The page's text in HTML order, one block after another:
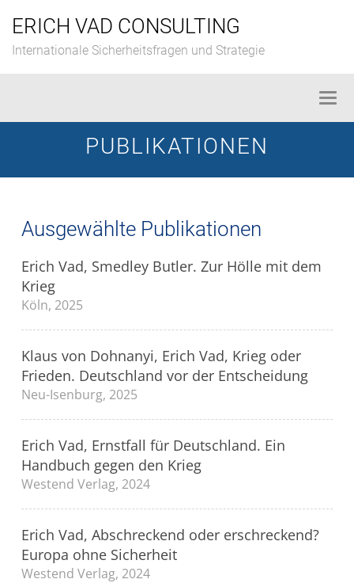
content
ERICH VAD CONSULTING
Internationale Sicherheitsfragen und Strategie
PUBLIKATIONEN
Ausgewählte Publikationen
Erich Vad, Smedley Butler. Zur Hölle mit dem
Krieg
Köln, 2025
Klaus von Dohnanyi, Erich Vad, Krieg oder
Frieden. Deutschland vor der Entscheidung
Neu-Isenburg, 2025
Erich Vad, Ernstfall für Deutschland. Ein
Handbuch gegen den Krieg
Westend Verlag, 2024
Erich Vad, Abschreckend oder erschreckend?
Europa ohne Sicherheit
Westend Verlag, 2024